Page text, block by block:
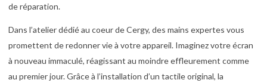
de réparation.
Dans l’atelier dédié au coeur de Cergy, des mains expertes vous
promettent de redonner vie à votre appareil. Imaginez votre écran
à nouveau immaculé, réagissant au moindre effleurement comme
au premier jour. Grâce à l’installation d’un tactile original, la